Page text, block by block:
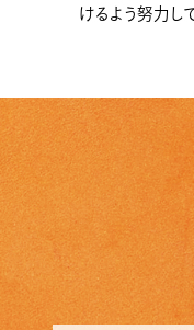
けるよう努力し